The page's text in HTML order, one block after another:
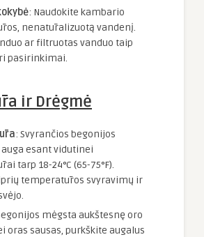
: Naudokite kambario
nenatūralizuotą vandenį.
ar filtruotas vanduo taip
pasirinkimai.
ir Drėgmė
: Svyrančios begonijos
esant vidutinei
tarp 18-24°C (65-75°F).
temperatūros svyravimų ir
mėgsta aukštesnę oro
oras sausas, purkškite augalus